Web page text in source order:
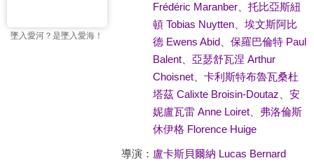
墜入愛河？是墜入愛海！
Frédéric Maranber、 托比亞斯紐
頓 Tobias Nuytten、 埃文斯阿比
德 Ewens Abid、 保羅巴倫特 Paul
Balent、 亞瑟舒瓦涅 Arthur
Choisnet、 卡利斯特布魯瓦桑杜
塔茲 Calixte Broisin-Doutaz
安
妮盧瓦雷 Anne Loiret、 弗洛倫斯
休伊格 Florence Huige
導演： 盧卡斯貝爾納 Lucas Bernard